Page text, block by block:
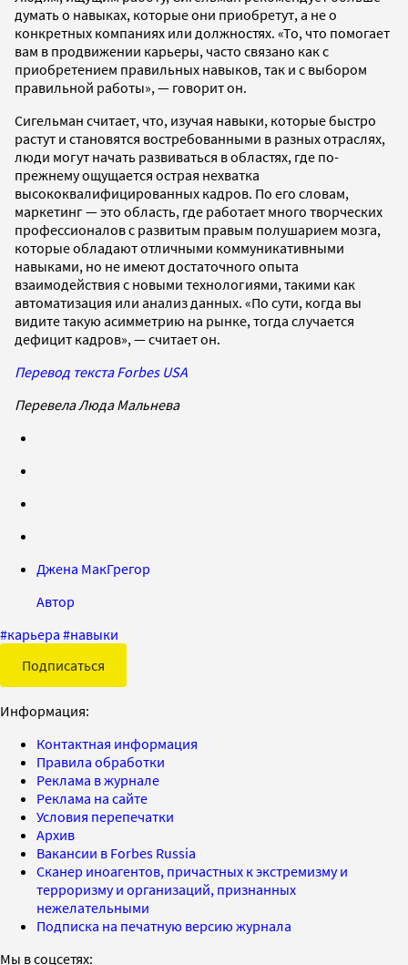
думать о навыках, которые они приобретут, а не о
конкретных компаниях или должностях. «То, что помогает
вам в продвижении карьеры, часто связано как с
приобретением правильных навыков, так и с выбором
правильной работы», — говорит он.
Сигельман считает, что, изучая навыки, которые быстро
растут и становятся востребованными в разных отраслях,
люди могут начать развиваться в областях, где по-
прежнему ощущается острая нехватка
высококвалифицированных кадров. По его словам,
маркетинг — это область, где работает много творческих
профессионалов с развитым правым полушарием мозга,
которые обладают отличными коммуникативными
навыками, но не имеют достаточного опыта
взаимодействия с новыми технологиями, такими как
автоматизация или анализ данных. «По сути, когда вы
видите такую асимметрию на рынке, тогда случается
дефицит кадров», — считает он.
Перевод текста Forbes USA
Перевела Люда Мальнева
Джена МакГрегор
Автор
#карьера #навыки
Подписаться
Информация:
Контактная информация
Правила обработки
Реклама в журнале
Реклама на сайте
Условия перепечатки
Архив
Вакансии в Forbes Russia
Сканер иноагентов, причастных к экстремизму и
терроризму и организаций, признанных
нежелательными
Подписка на печатную версию журнала
Мы в соцсетях: